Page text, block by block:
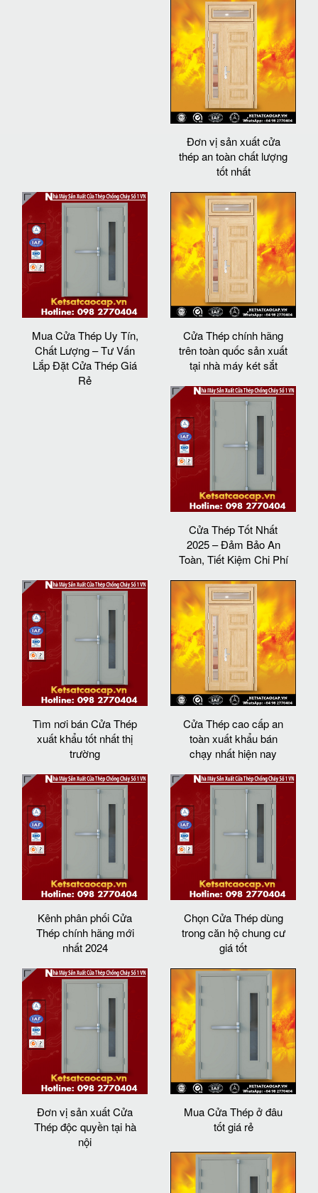
Đơn vị sản xuất cửa
thép an toàn chất lượng
tốt nhất
Mua Cửa Thép Uy Tín,
Chất Lượng – Tư Vấn
Lắp Đặt Cửa Thép Giá
Rẻ
Cửa Thép chính hãng
trên toàn quốc sản xuất
tại nhà máy két sắt
Cửa Thép Tốt Nhất
2025 – Đảm Bảo An
Toàn, Tiết Kiệm Chi Phí
Tìm nơi bán Cửa Thép
xuất khẩu tốt nhất thị
trường
Cửa Thép cao cấp an
toàn xuất khẩu bán
chạy nhất hiện nay
Kênh phân phối Cửa
Thép chính hãng mới
nhất 2024
Chọn Cửa Thép dùng
trong căn hộ chung cư
giá tốt
Đơn vị sản xuất Cửa
Thép độc quyền tại hà
nội
Mua Cửa Thép ở đâu
tốt giá rẻ